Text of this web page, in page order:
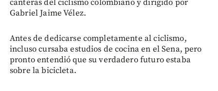
canteras del ciclismo colombiano y dirigido por
Gabriel Jaime Vélez.
Antes de dedicarse completamente al ciclismo,
incluso cursaba estudios de cocina en el Sena, pero
pronto entendió que su verdadero futuro estaba
sobre la bicicleta.